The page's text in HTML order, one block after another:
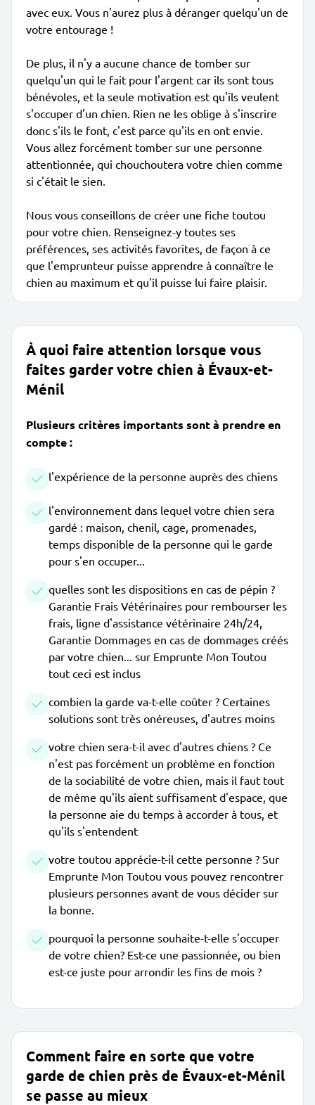
avec eux. Vous n'aurez plus à déranger quelqu'un de
votre entourage !
De plus, il n'y a aucune chance de tomber sur
quelqu'un qui le fait pour l'argent car ils sont tous
bénévoles, et la seule motivation est qu'ils veulent
s'occuper d'un chien. Rien ne les oblige à s'inscrire
donc s'ils le font, c'est parce qu'ils en ont envie.
Vous allez forcément tomber sur une personne
attentionnée, qui chouchoutera votre chien comme
si c'était le sien.
Nous vous conseillons de créer une fiche toutou
pour votre chien. Renseignez-y toutes ses
préférences, ses activités favorites, de façon à ce
que l'emprunteur puisse apprendre à connaître le
chien au maximum et qu'il puisse lui faire plaisir.
À quoi faire attention lorsque vous
faites garder votre chien à Évaux-et-
Ménil
Plusieurs critères importants sont à prendre en
compte :
l'expérience de la personne auprès des chiens
l'environnement dans lequel votre chien sera
gardé : maison, chenil, cage, promenades,
temps disponible de la personne qui le garde
pour s'en occuper...
quelles sont les dispositions en cas de pépin ?
Garantie Frais Vétérinaires pour rembourser les
frais, ligne d'assistance vétérinaire 24h/24,
Garantie Dommages en cas de dommages créés
par votre chien... sur Emprunte Mon Toutou
tout ceci est inclus
combien la garde va-t-elle coûter ? Certaines
solutions sont très onéreuses, d'autres moins
votre chien sera-t-il avec d'autres chiens ? Ce
n'est pas forcément un problème en fonction
de la sociabilité de votre chien, mais il faut tout
de même qu'ils aient suffisament d'espace, que
la personne aie du temps à accorder à tous, et
qu'ils s'entendent
votre toutou apprécie-t-il cette personne ? Sur
Emprunte Mon Toutou vous pouvez rencontrer
plusieurs personnes avant de vous décider sur
la bonne.
pourquoi la personne souhaite-t-elle s'occuper
de votre chien? Est-ce une passionnée, ou bien
est-ce juste pour arrondir les fins de mois ?
Comment faire en sorte que votre
garde de chien près de Évaux-et-Ménil
se passe au mieux